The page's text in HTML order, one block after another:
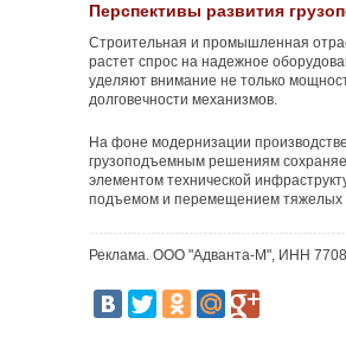
Перспективы развития
Строительная и промышленная
растет спрос на надежное
уделяют внимание не только
долговечности механизмов.
На фоне модернизации
грузоподъемным решениям
элементом технической
подъемом и перемещением тяжелых
Реклама. ООО "Адванта-М", ИНН